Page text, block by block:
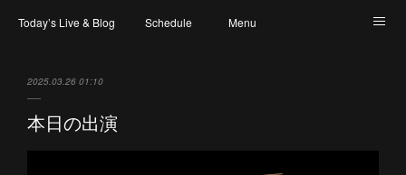
Today’s Live & Blog Schedule Menu
2025.03.26 01:10
本日の出演